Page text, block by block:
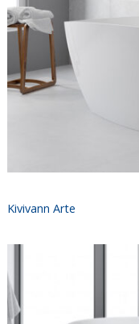
Kivivann Arte